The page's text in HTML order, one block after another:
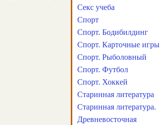
Секс учеба
Спорт
Спорт. Бодибилдинг
Спорт. Карточные игры
Спорт. Рыболовный
Спорт. Футбол
Спорт. Хоккей
Старинная литература
Старинная литература.
Древневосточная